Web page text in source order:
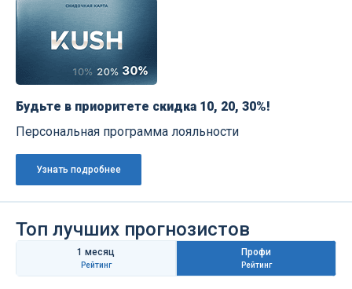
Будьте в приоритете скидка 10, 20, 30%!
Персональная программа лояльности
Узнать подробнее
Топ лучших прогнозистов
1 месяц
Рейтинг
Профи
Рейтинг